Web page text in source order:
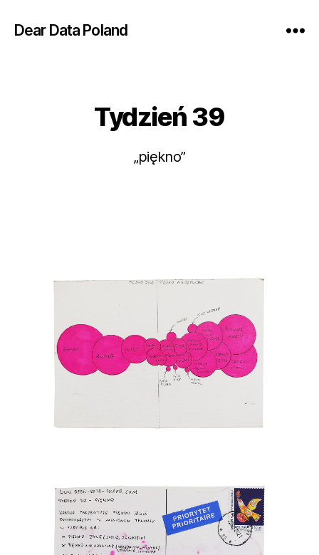
Dear Data Poland
Kategorie
Tydzień 39
„piękno”